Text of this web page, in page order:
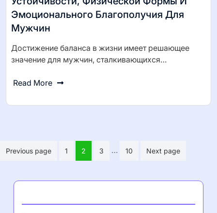
Эмоционального Благополучия Для
Мужчин
Достижение баланса в жизни имеет решающее
значение для мужчин, сталкивающихся…
Read More
Posts
Previous page 1 2 3 … 10 Next page